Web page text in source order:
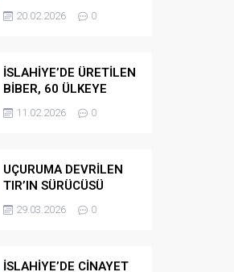
GÖÇMEN
KAÇAKÇILARINA
20.02.2026 0
İSLAHİYE’DE ÜRETİLEN
BİBER, 60 ÜLKEYE
İHRAÇ EDİLİYOR
11.02.2026 0
UÇURUMA DEVRİLEN
TIR’IN SÜRÜCÜSÜ
HAYATINI KAYBETTİ
29.03.2026 0
İSLAHİYE’DE CİNAYET